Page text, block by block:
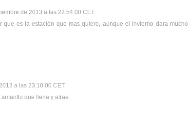
de 2013 a las 22:54:00 CET
que es la estación que mas quiero, aunque el invierno dara mucho
a las 23:10:00 CET
que llena y atrae.